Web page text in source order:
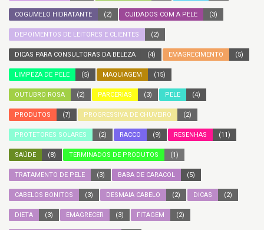
COGUMELO HIDRATANTE (2) CUIDADOS COM A PELE (3)
DEPOIMENTOS DE LEITORES E CLIENTES (2)
DICAS PARA CONSULTORAS DA BELEZA (4) EMAGRECIMENTO (5)
LIMPEZA DE PELE (5) MAQUIAGEM (15)
OUTUBRO ROSA (2) PARCERIAS (3) PELE (4)
PRODUTOS (7) PROGRESSIVA DE CHUVEIRO (2)
PROTETORES SOLARES (2) RACCO (9) RESENHAS (11)
SAÚDE (8) TERMINADOS DE PRODUTOS (1)
TRATAMENTO DE PELE (3) BABA DE CARACOL (5)
CABELOS BONITOS (3) DESMAIA CABELO (2) DICAS (2)
DIETA (3) EMAGRECER (3) FITAGEM (2)